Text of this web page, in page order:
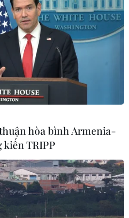
quốc gia
mắc hiện
hạt nhân
hành cùng
quốc với giải
ngân sách
hòa bình Armenia-
kiến TRIPP